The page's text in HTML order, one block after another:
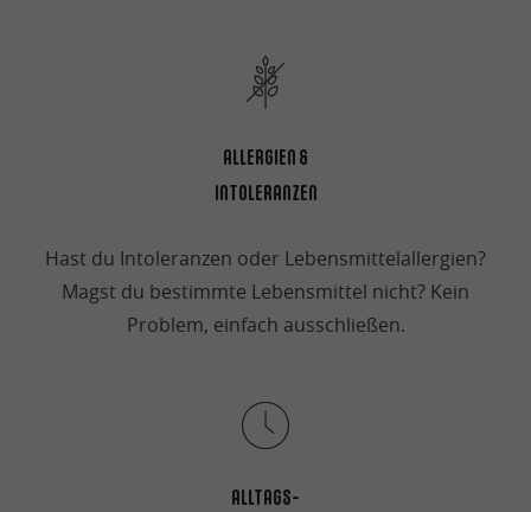
ALLERGIEN &
INTOLERANZEN
Hast du Intoleranzen oder Lebensmittelallergien?
Magst du bestimmte Lebensmittel nicht? Kein
Problem, einfach ausschließen.
ALLTAGS-